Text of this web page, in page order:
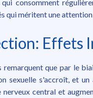
consomment
qui méritent une
Effets
remarquent que par le
sexuelle s'accroît, et
central et